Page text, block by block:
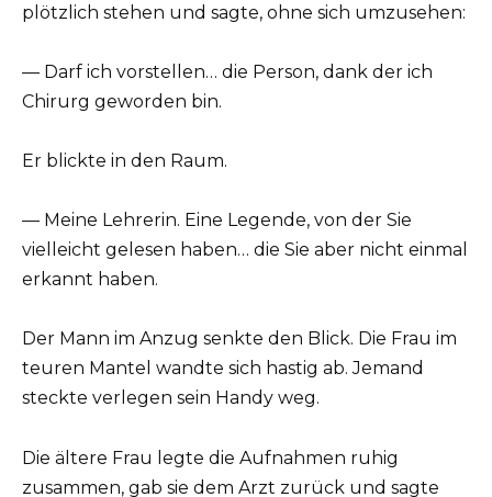
plötzlich stehen und sagte, ohne sich umzusehen:
— Darf ich vorstellen… die Person, dank der ich
Chirurg geworden bin.
Er blickte in den Raum.
— Meine Lehrerin. Eine Legende, von der Sie
vielleicht gelesen haben… die Sie aber nicht einmal
erkannt haben.
Der Mann im Anzug senkte den Blick. Die Frau im
teuren Mantel wandte sich hastig ab. Jemand
steckte verlegen sein Handy weg.
Die ältere Frau legte die Aufnahmen ruhig
zusammen, gab sie dem Arzt zurück und sagte